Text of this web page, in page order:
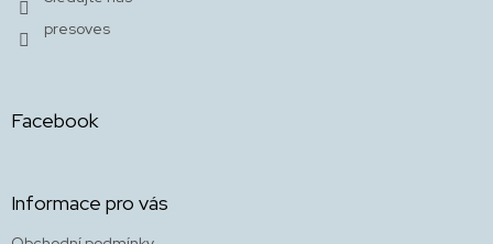
presoves
Facebook
Informace pro vás